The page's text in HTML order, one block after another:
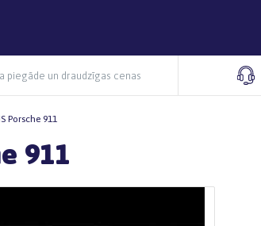
piegāde un draudzīgas cenas
Porsche 911
911